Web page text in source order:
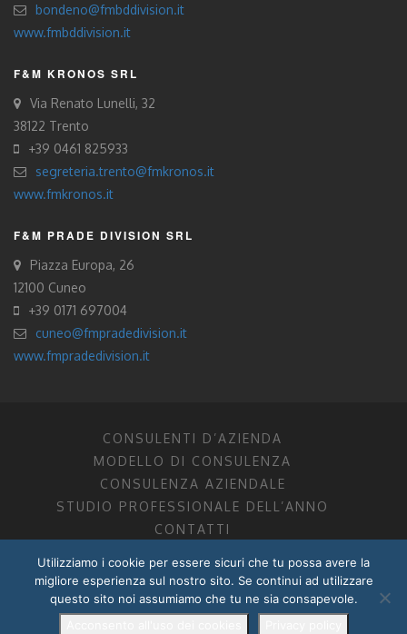
bondeno@fmbddivision.it
www.fmbddivision.it
F&M KRONOS SRL
Via Renato Lunelli, 32
38122 Trento
+39 0461 825933
segreteria.trento@fmkronos.it
www.fmkronos.it
F&M PRADE DIVISION SRL
Piazza Europa, 26
12100 Cuneo
+39 0171 697004
cuneo@fmpradedivision.it
www.fmpradedivision.it
CONSULENTI D’AZIENDA
MODELLO DI CONSULENZA
CONSULENZA AZIENDALE
STUDIO PROFESSIONALE DELL’ANNO
CONTATTI
FM CONSULENTI D’AZIENDA SOCIETÀ TRA PROFESSIONISTI
DOTTORI COMMERCIALISTI MANTOVA, PORDENONE, TRENTO
P.I. 01599280201
Utilizziamo i cookie per essere sicuri che tu possa avere la
migliore esperienza sul nostro sito. Se continui ad utilizzare
questo sito noi assumiamo che tu ne sia consapevole.